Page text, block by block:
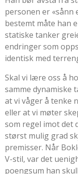
personen er «sånn
bestemt måte han
statiske tanker
endringer som
identisk med
Skal vi lære oss å
samme dynamiske
at vi våger å tenke
eller at vi møter
som regel imot det
størst mulig grad
premisser. Når
V-stil, var det
poengsum han